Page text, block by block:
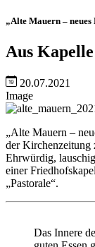
„Alte Mauern – neues
Aus
20.07.2021
Image
„Alte Mauern –
der Kirchenzeitung
Ehrwürdig,
einer
„Pastorale“.
Das Innere